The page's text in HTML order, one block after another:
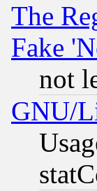
The
Fake
not
GNU/